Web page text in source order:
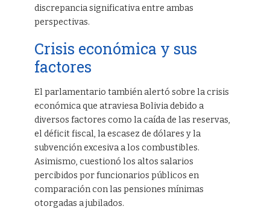
discrepancia significativa entre ambas
perspectivas.
Crisis económica y sus
factores
El parlamentario también alertó sobre la crisis
económica que atraviesa Bolivia debido a
diversos factores como la caída de las reservas,
el déficit fiscal, la escasez de dólares y la
subvención excesiva a los combustibles.
Asimismo, cuestionó los altos salarios
percibidos por funcionarios públicos en
comparación con las pensiones mínimas
otorgadas a jubilados.